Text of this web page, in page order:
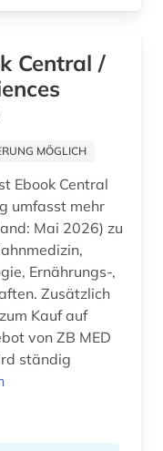
Central /
MÖGLICH
Ebook Central
umfasst mehr
Mai 2026) zu
Ernährungs-,
Zusätzlich
Kauf auf
von ZB MED
ständig